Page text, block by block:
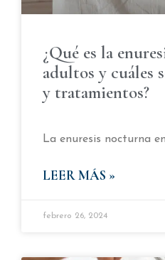
¿Qué es la
adultos y cuáles
y tratamientos?
La enuresis nocturna
LEER MÁS »
febrero 26, 2024